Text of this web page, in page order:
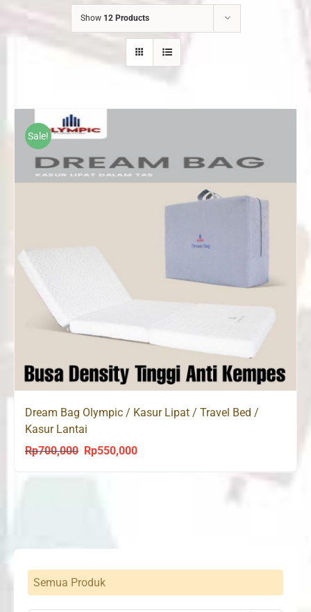
Show 12 Products
Sale!
Dream Bag Olympic / Kasur Lipat / Travel Bed /
Kasur Lantai
Rp700,000
Original
Rp550,000Current
Semua Produk